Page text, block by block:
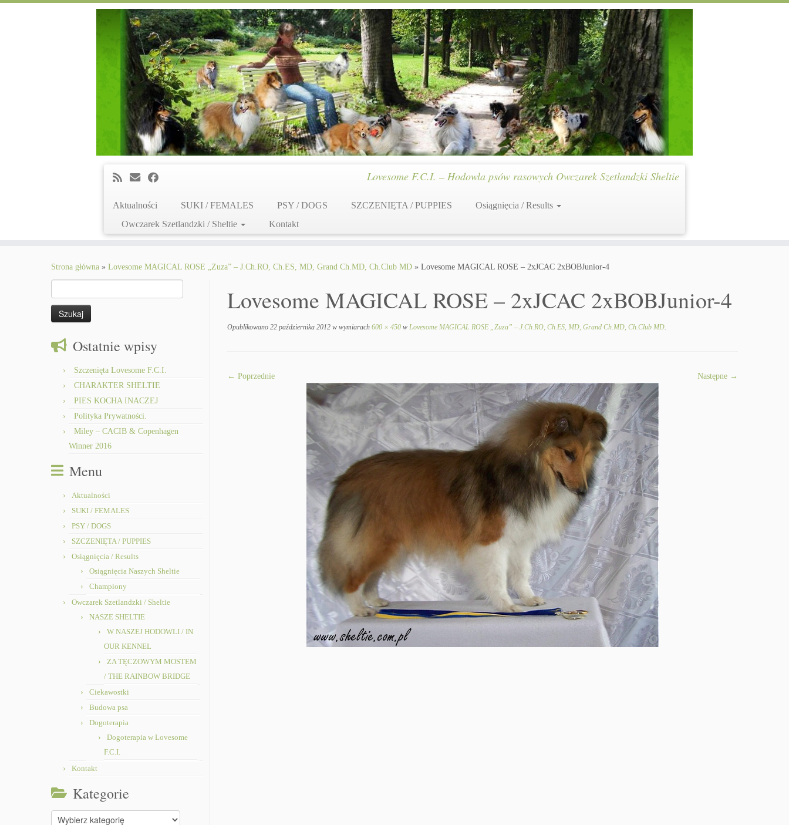
Lovesome F.C.I. – Hodowla psów rasowych Owczarek Szetlandzki Sheltie
Aktualności SUKI / FEMALES PSY / DOGS SZCZENIĘTA / PUPPIES
Osiągnięcia / Results
Owczarek Szetlandzki / Sheltie
Kontakt
Strona główna » Lovesome MAGICAL ROSE „Zuza” – J.Ch.RO, Ch.ES, MD, Grand Ch.MD, Ch.Club MD » Lovesome MAGICAL ROSE – 2xJCAC 2xBOBJunior-4
Ostatnie wpisy
Szczenięta Lovesome F.C.I.
CHARAKTER SHELTIE
PIES KOCHA INACZEJ
Polityka Prywatności.
Miley – CACIB & Copenhagen
Winner 2016
Menu
Aktualności
SUKI / FEMALES
PSY / DOGS
SZCZENIĘTA / PUPPIES
Osiągnięcia / Results
Osiągnięcia Naszych Sheltie
Championy
Owczarek Szetlandzki / Sheltie
NASZE SHELTIE
W NASZEJ HODOWLI / IN
OUR KENNEL
ZA TĘCZOWYM MOSTEM
/ THE RAINBOW BRIDGE
Ciekawostki
Budowa psa
Dogoterapia
Dogoterapia w Lovesome
F.C.I.
Kontakt
Kategorie
Kategorie
Lovesome MAGICAL ROSE – 2xJCAC 2xBOBJunior-4
Opublikowano 22 października 2012 w wymiarach 600 × 450 w Lovesome MAGICAL ROSE „Zuza” – J.Ch.RO, Ch.ES, MD, Grand Ch.MD, Ch.Club MD.
← Poprzednie Następne →